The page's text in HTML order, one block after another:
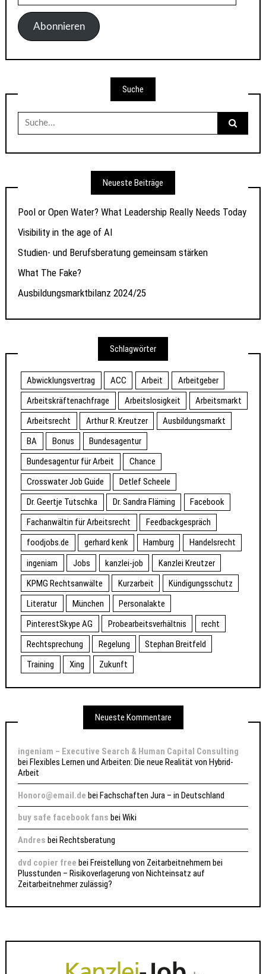
Mail-
AdresseAbonnieren
Suche
Suche
nach:
Neueste Beiträge
Pool or Open Water? What Leadership Really Needs Today
Visibility in the age of AI
Studien- und Berufsberatung gemeinsam stärken
What The Fake?
Ausbildungsmarktbilanz 2024/25
Schlagwörter
Abwicklungsvertrag ACC Arbeit
Arbeitgeber
Arbeitskräftenachfrage
Arbeitslosigkeit
Arbeitsmarkt
Arbeitsrecht
Arthur R. Kreutzer
Ausbildungsmarkt
BA
Bonus
Bundesagentur
Bundesagentur für Arbeit
Chance
Crosswater Job Guide
Detlef Scheele
Dr. Geertje Tutschka
Dr. Sandra Fläming
Facebook
Fachanwältin für Arbeitsrecht
Feedbackgespräch
foodjobs.de
gerhard kenk Hamburg
Handelsrecht
ingeniam
Jobs kanzlei-job
Kanzlei Kreutzer
KPMG Rechtsanwälte
Kurzarbeit
Kündigungsschutz
Literatur
München
Personalakte
PinterestSkype AG
Probearbeitsverhältnis
recht
Rechtsprechung
Regelung
Stephan Breitfeld
Training
Xing Zukunft
Neueste Kommentare
ingeniam – Executive Search & Human Capital Consulting
beiFlexibles Lernen und Arbeiten: Die neue Realität von Hybrid-
Arbeit
Honoro@email.de beiFachschaften Jura – in Deutschland
buy safe facebook fans beiWiki
Andres beiRechtsberatung
dvd copier free beiFreistellung von Zeitarbeitnehmern bei
Plusstunden – Risikoverlagerung von Nichteinsatz auf
Zeitarbeitnehmer zulässig?